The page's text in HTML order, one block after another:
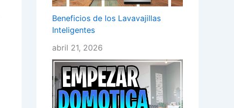
Beneficios de los Lavavajillas
Inteligentes
abril 21, 2026